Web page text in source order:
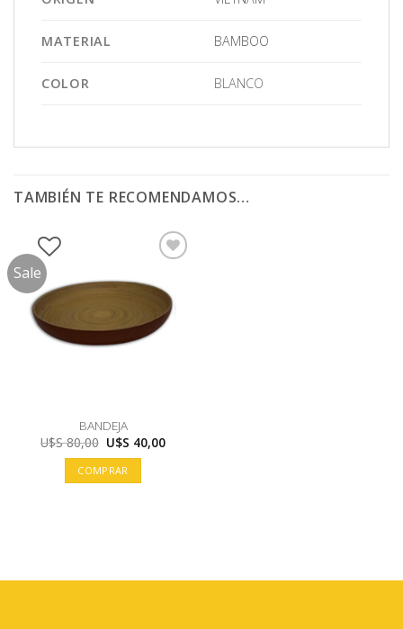
MATERIAL BAMBOO
COLOR BLANCO
TAMBIÉN TE RECOMENDAMOS…
Sale
BANDEJA
U$S80,00 El
precio
original
era:
U$S
U$S 40,00El
COMPRAR